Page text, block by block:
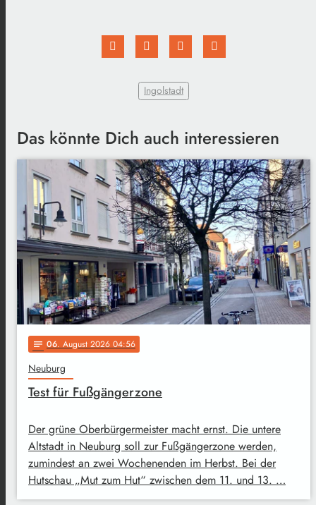
Ingolstadt
Das könnte Dich auch interessieren
notes 06. August 2026 04:56
Neuburg
Test für Fußgängerzone
Der grüne Oberbürgermeister macht ernst. Die untere
Altstadt in Neuburg soll zur Fußgängerzone werden,
zumindest an zwei Wochenenden im Herbst. Bei der
Hutschau „Mut zum Hut“ zwischen dem 11. und 13. …